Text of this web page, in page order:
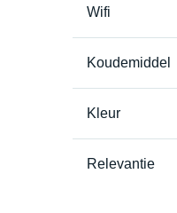
Wifi
Koudemiddel
Kleur
Relevantie